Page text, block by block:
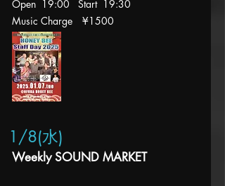
Open 19:00 Start 19:30
Music Charge ¥1500
1/8(水)
Weekly SOUND MARKET